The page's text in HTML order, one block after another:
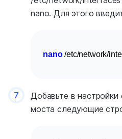
nano. Для этого
nano /etc/network/
7
Добавьте в настройки
моста следующие